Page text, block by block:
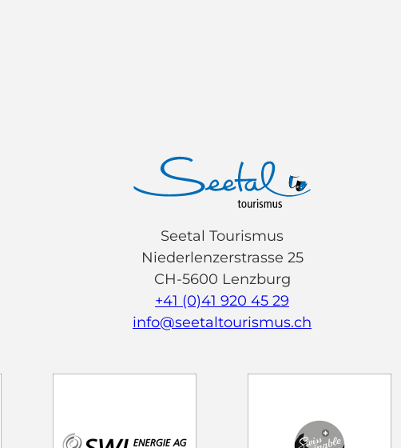
Seetal Tourismus
Niederlenzerstrasse 25
CH-5600 Lenzburg
+41 (0)41 920 45 29
info@seetaltourismus.ch